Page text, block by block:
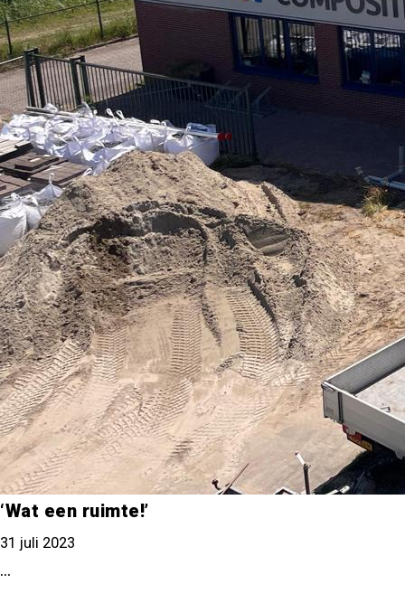
‘Wat een ruimte!’
31 juli 2023
...